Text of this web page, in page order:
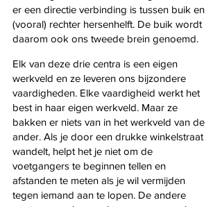
er een directie verbinding is tussen buik en
(vooral) rechter hersenhelft. De buik wordt
daarom ook ons tweede brein genoemd.
Elk van deze drie centra is een eigen
werkveld en ze leveren ons bijzondere
vaardigheden. Elke vaardigheid werkt het
best in haar eigen werkveld. Maar ze
bakken er niets van in het werkveld van de
ander. Als je door een drukke winkelstraat
wandelt, helpt het je niet om de
voetgangers te beginnen tellen en
afstanden te meten als je wil vermijden
tegen iemand aan te lopen. De andere